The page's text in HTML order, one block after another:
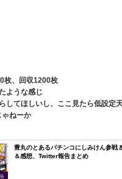
枚、回収1200枚
ような感じ
してほしいし、ここ見たら低設定
ゃねーか
豊丸のとあるパチンコにしみけん参戦
＆感想、Twitter報告まとめ